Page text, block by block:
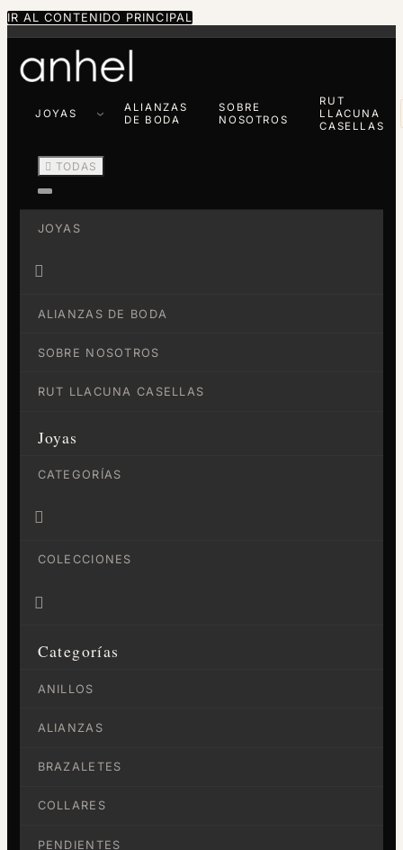
IR AL CONTENIDO PRINCIPAL
JOYAS
ALIANZAS
DE BODA
SOBRE
NOSOTROS
RUT
LLACUNA
CASELLAS
 TODAS
JOYAS

ALIANZAS DE BODA
SOBRE NOSOTROS
RUT LLACUNA CASELLAS
Joyas
CATEGORÍAS

COLECCIONES

Categorías
ANILLOS
ALIANZAS
BRAZALETES
COLLARES
PENDIENTES